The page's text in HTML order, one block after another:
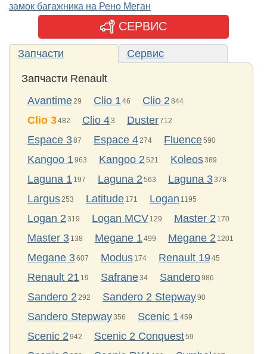
замок багажника на Рено Меган
СЕРВИС
Запчасти Сервис
Запчасти Renault
Avantime 29 Clio 1 46 Clio 2 844
Clio 3482 Clio 43 Duster712
Espace 387 Espace 4 274 Fluence590
Kangoo 1 963 Kangoo 2 521 Koleos389
Laguna 1 197 Laguna 2 563 Laguna 3378
Largus 253 Latitude 171 Logan 1195
Logan 2 319 Logan MCV 129 Master 2 170
Master 3 138 Megane 1 499 Megane 2 1201
Megane 3607 Modus 174 Renault 1945
Renault 21 19 Safrane34 Sandero986
Sandero 2 292 Sandero 2 Stepway90
Sandero Stepway356 Scenic 1 459
Scenic 2 942 Scenic 2 Conquest59